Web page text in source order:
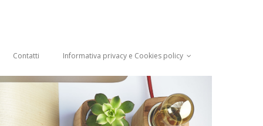
Contatti Informativa privacy e Cookies policy